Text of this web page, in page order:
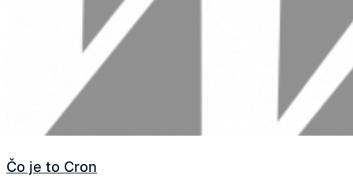
Čo je to Cron